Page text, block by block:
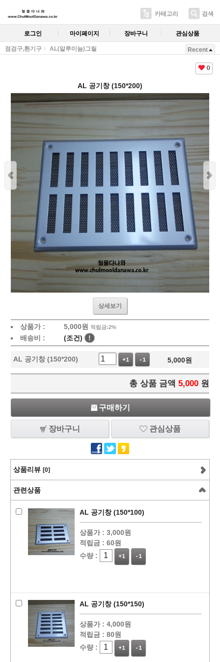
카테고리 검색
로그인 마이페이지 장바구니 관심상품
점검구,환기구 AL(알루미늄)그릴 Recent
0
AL 공기창 (150*200)
상세보기
상품가 : 5,000원 적립금:2%
배송비 : (조건) !
AL 공기창 (150*200) +1 -1 5,000원
총 상품 금액 5,000 원
구매하기
장바구니 관심상품
상품리뷰 [0]
관련상품
AL 공기창 (150*100)
상품가 : 3,000원
적립금 : 60원
수량 :
+1 -1
AL 공기창 (150*150)
상품가 : 4,000원
적립금 : 80원
수량 :
+1 -1